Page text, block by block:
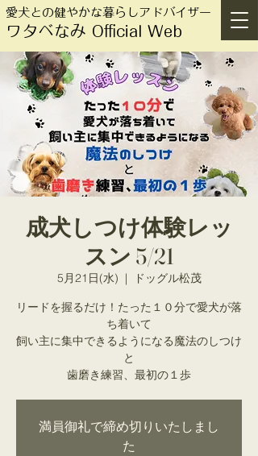
愛犬との健やかな暮らしアドバイザー
ワタベなみ Official Web
成犬しつけ体験レッ
スン 5/21
5月21日(水)
  |
ドッグル松茂
リードを握るだけ！たった１０分で愛犬が落
ち着いて
飼い主に集中できるようになる魔法のしつけ
と
歯磨き練習、最初の１歩
満員御礼で締め切りいたしまし
た